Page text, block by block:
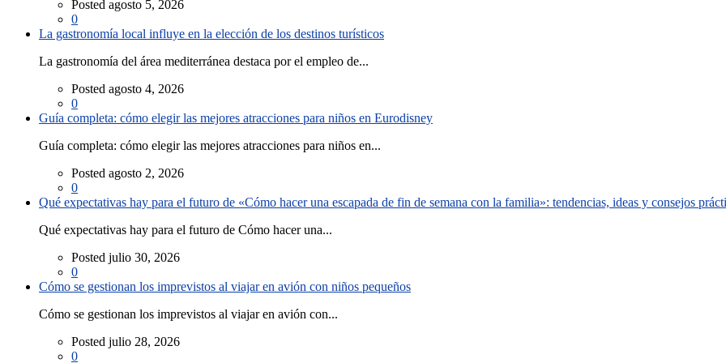
Posted agosto 5, 2026
0
La gastronomía local influye en la elección de los destinos turísticos
La gastronomía del área mediterránea destaca por el empleo de...
Posted agosto 4, 2026
0
Guía completa: cómo elegir las mejores atracciones para niños en Eurodisney
Guía completa: cómo elegir las mejores atracciones para niños en...
Posted agosto 2, 2026
0
Qué expectativas hay para el futuro de «Cómo hacer una escapada de fin de semana con la familia»: tendencias, ideas y consejos
Qué expectativas hay para el futuro de Cómo hacer una...
Posted julio 30, 2026
0
Cómo se gestionan los imprevistos al viajar en avión con niños pequeños
Cómo se gestionan los imprevistos al viajar en avión con...
Posted julio 28, 2026
0